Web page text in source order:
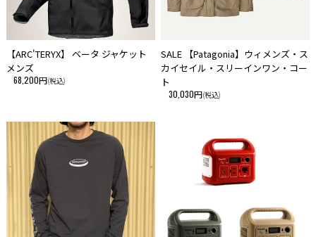
【ARC'TERYX】 ベータ ジャケット
メンズ
68,200円(税込)
SALE 【Patagonia】ウィメンズ・ス
カイセイル・スリーインワン・コー
ト
30,030円(税込)